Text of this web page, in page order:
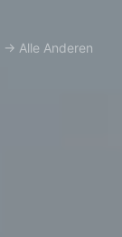
→ Alle Anderen